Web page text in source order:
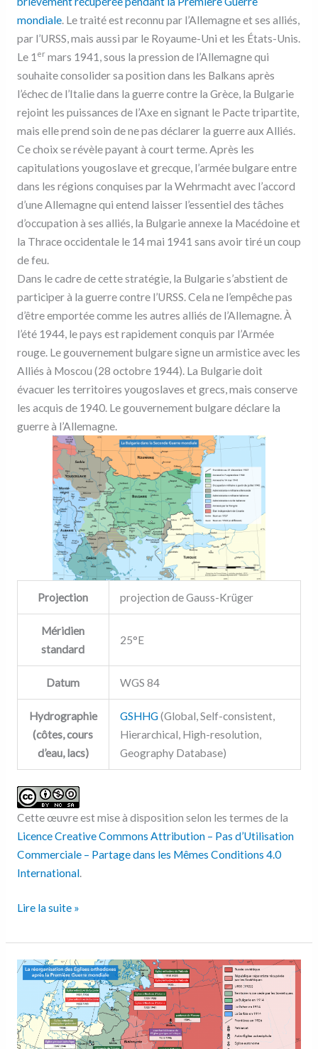
mondiale. Le traité est reconnu par l’Allemagne et ses alliés,
par l’URSS, mais aussi par le Royaume-Uni et les États-Unis.
Le 1 ermars 1941, sous la pression de l’Allemagne qui
souhaite consolider sa position dans les Balkans après
l’échec de l’Italie dans la guerre contre la Grèce, la Bulgarie
rejoint les puissances de l’Axe en signant le Pacte tripartite,
mais elle prend soin de ne pas déclarer la guerre aux Alliés.
Ce choix se révèle payant à court terme. Après les
capitulations yougoslave et grecque, l’armée bulgare entre
dans les régions conquises par la Wehrmacht avec l’accord
d’une Allemagne qui entend laisser l’essentiel des tâches
d’occupation à ses alliés, la Bulgarie annexe la Macédoine et
la Thrace occidentale le 14 mai 1941 sans avoir tiré un coup
de feu.
Dans le cadre de cette stratégie, la Bulgarie s’abstient de
participer à la guerre contre l’URSS. Cela ne l’empêche pas
d’être emportée comme les autres alliés de l’Allemagne. À
l’été 1944, le pays est rapidement conquis par l’Armée
rouge. Le gouvernement bulgare signe un armistice avec les
Alliés à Moscou (28 octobre 1944). La Bulgarie doit
évacuer les territoires yougoslaves et grecs, mais conserve
les acquis de 1940. Le gouvernement bulgare déclare la
guerre à l’Allemagne.
Projection projection de Gauss-Krüger
Méridien
standard
25°E
Datum WGS 84
Hydrographie
(côtes, cours
d’eau, lacs)
GSHHG(Global, Self-consistent,
Hierarchical, High-resolution,
Geography Database)
Cette œuvre est mise à disposition selon les termes de la
Licence Creative Commons Attribution – Pas d’Utilisation
Commerciale – Partage dans les Mêmes Conditions 4.0
International.
Lire la suite »
Les
Églises
orthodoxes
dans
l’Entre-